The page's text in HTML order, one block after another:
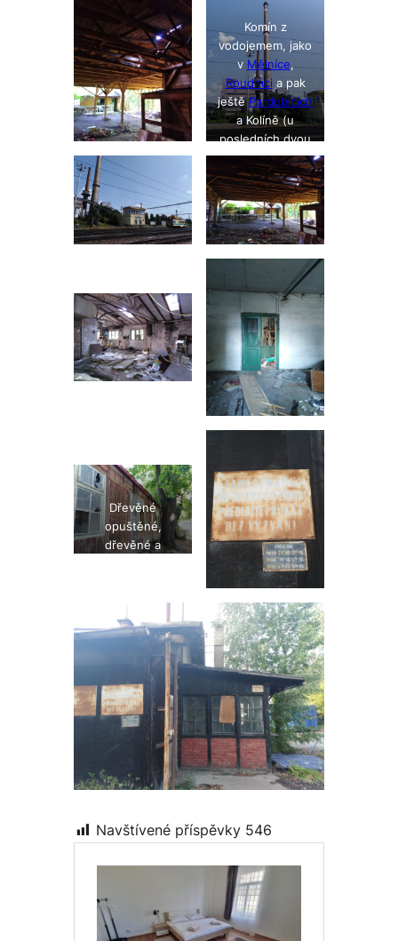
Komín z
vodojemem, jako
v Mělníce,
Roudnici a pak
ještěPardubících
a Kolíně (u
posledních dvou
si nejsem jist, ve
kterém z těch
měst).
Dřevěné
opuštěné,
dřevěné a
budovy…
Navštívené příspěvky 546